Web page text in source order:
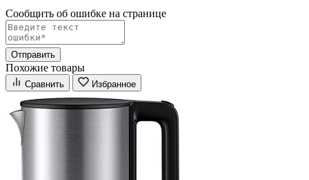
Сообщить об ошибке на страницe
Отправить
Похожие товары
Сравнить Избранное